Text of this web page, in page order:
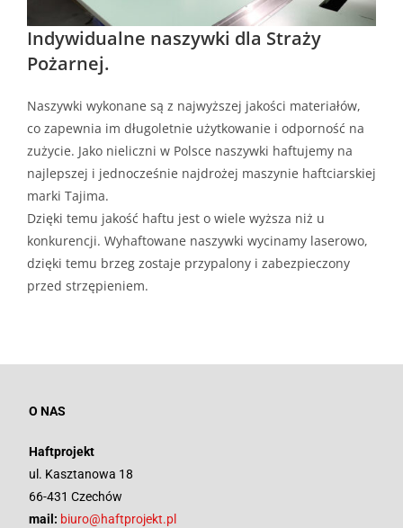
Indywidualne naszywki dla Straży
Pożarnej.
Naszywki wykonane są z najwyższej jakości materiałów,
co zapewnia im długoletnie użytkowanie i odporność na
zużycie. Jako nieliczni w Polsce naszywki haftujemy na
najlepszej i jednocześnie najdrożej maszynie haftciarskiej
marki Tajima.
Dzięki temu jakość haftu jest o wiele wyższa niż u
konkurencji. Wyhaftowane naszywki wycinamy laserowo,
dzięki temu brzeg zostaje przypalony i zabezpieczony
przed strzępieniem.
O NAS
Haftprojekt
ul. Kasztanowa 18
66-431 Czechów
mail: biuro@haftprojekt.pl